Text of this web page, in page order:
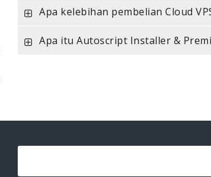
Apa kelebihan pembelian Cloud
Apa itu Autoscript Installer &